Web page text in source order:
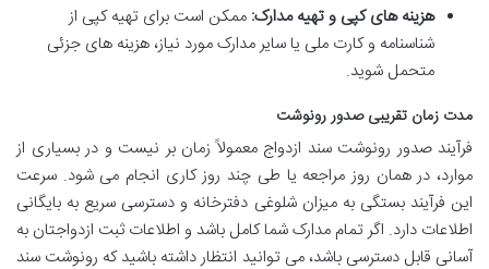
هزینه های کپی و تهیه مدارک: ممکن است برای تهیه کپی از
شناسنامه و کارت ملی یا سایر مدارک مورد نیاز، هزینه های جزئی
متحمل شوید.
مدت زمان تقریبی صدور رونوشت
فرآیند صدور رونوشت سند ازدواج معمولاً زمان بر نیست و در بسیاری از
موارد، در همان روز مراجعه یا طی چند روز کاری انجام می شود. سرعت
این فرآیند بستگی به میزان شلوغی دفترخانه و دسترسی سریع به بایگانی
اطلاعات دارد. اگر تمام مدارک شما کامل باشد و اطلاعات ثبت ازدواجتان به
آسانی قابل دسترسی باشد، می توانید انتظار داشته باشید که رونوشت سند